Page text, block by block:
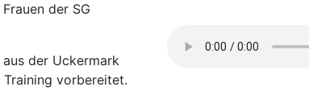
der SG
der Uckermark
vorbereitet.